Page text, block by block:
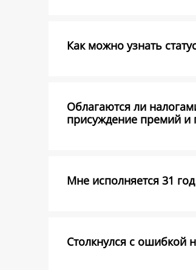
Как можно узнать
Облагаются ли
присуждение премий и
Мне исполняется 31
Столкнулся с ошибкой